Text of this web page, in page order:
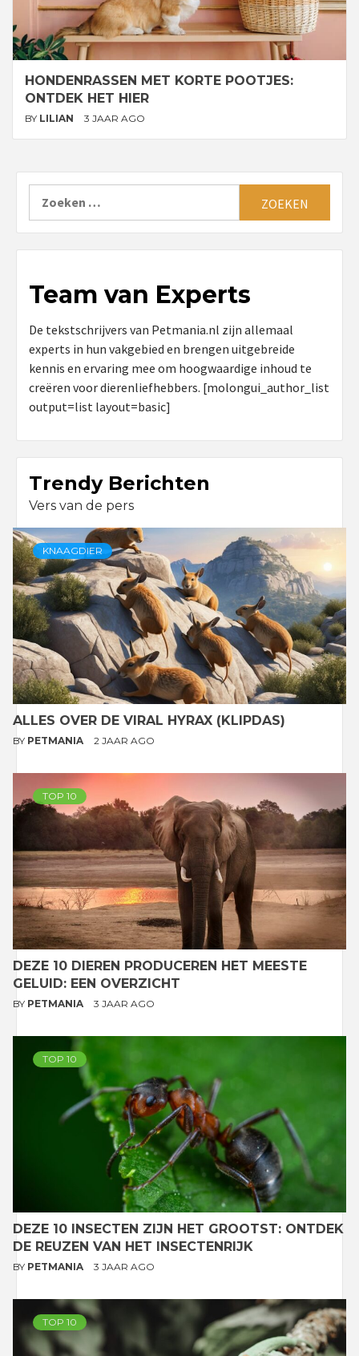
HONDENRASSEN MET KORTE POOTJES:
ONTDEK HET HIER
BY LILIAN 3 JAAR AGO
naar:
Team van Experts
De tekstschrijvers van Petmania.nl zijn allemaal
experts in hun vakgebied en brengen uitgebreide
kennis en ervaring mee om hoogwaardige inhoud te
creëren voor dierenliefhebbers. [molongui_author_list
output=list layout=basic]
Trendy Berichten
Vers van de pers
KNAAGDIER
ALLES OVER DE VIRAL HYRAX (KLIPDAS)
BY PETMANIA 2 JAAR AGO
TOP 10
DEZE 10 DIEREN PRODUCEREN HET MEESTE
GELUID: EEN OVERZICHT
BY PETMANIA 3 JAAR AGO
TOP 10
DEZE 10 INSECTEN ZIJN HET GROOTST: ONTDEK
DE REUZEN VAN HET INSECTENRIJK
BY PETMANIA 3 JAAR AGO
TOP 10